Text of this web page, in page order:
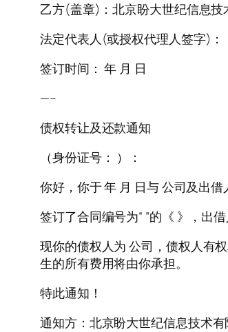
乙方(盖章)：北京盼大世纪信息技
法定代表人(或授权代理人签字)：
签订时间： 年 月 日
—–
债权转让及还款通知
（身份证号： ）：
你好，你于 年 月 日与 公司及出借
签订了合同编号为“ ”的《 》，出
现你的债权人为 公司，债权人有
生的所有费用将由你承担。
特此通知！
通知方：北京盼大世纪信息技术有